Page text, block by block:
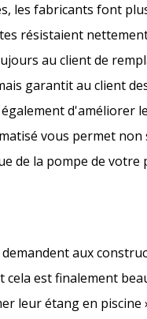
les fabricants font
résistaient
au client de
garantit au client
d'améliorer
vous permet
de la pompe de
aux
cela est finalement
étang en piscine